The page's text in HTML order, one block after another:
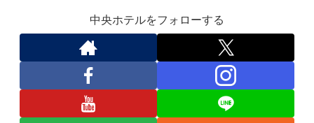
中央ホテルをフォローする